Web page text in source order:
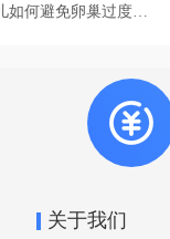
，并特别关注单身
生殖妇产医院的
概述 吉尔吉斯斯
公民健康保护法》
避免卵巢过度刺激综合征
关于我们